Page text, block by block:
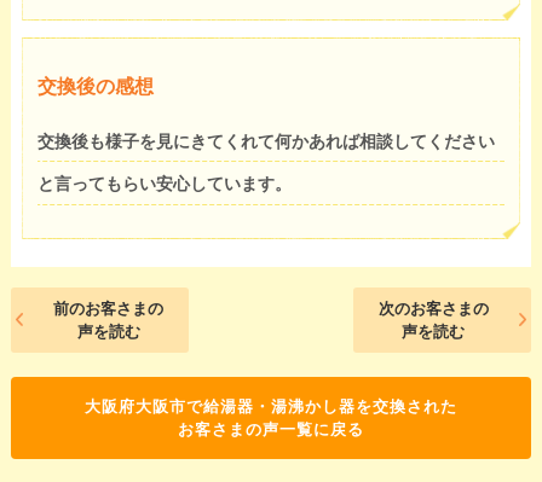
交換後の感想
交換後も様子を見にきてくれて何かあれば相談してください
と言ってもらい安心しています。
前のお客さまの
声を読む
次のお客さまの
声を読む
大阪府大阪市で給湯器・湯沸かし器を交換された
お客さまの声一覧に戻る